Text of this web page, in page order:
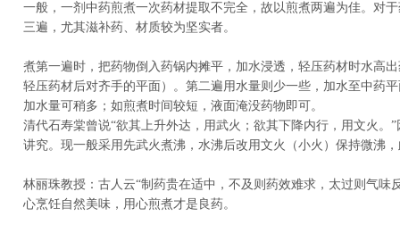
一般，一剂中药煎煮一次药材提取不完全，故以煎煮两遍为佳。对
三遍，尤其滋补药、材质较为坚实者。
煮第一遍时，把药物倒入药锅内摊平，加水浸透，轻压药材时水高
轻压药材后对齐手的平面）。第二遍用水量则少一些，加水至中药
加水量可稍多；如煎煮时间较短，液面淹没药物即可。
清代石寿棠曾说“欲其上升外达，用武火；欲其下降内行，用文火。
讲究。现一般采用先武火煮沸，水沸后改用文火（小火）保持微沸
林丽珠教授：古人云“制药贵在适中，不及则药效难求，太过则气味
心烹饪自然美味，用心煎煮才是良药。